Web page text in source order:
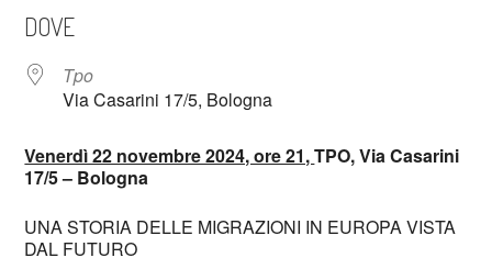
DOVE
Tpo
Via Casarini 17/5, Bologna
Venerdì 22 novembre 2024, ore 21,TPO, Via Casarini
17/5 – Bologna
UNA STORIA DELLE MIGRAZIONI IN EUROPA VISTA
DAL FUTURO